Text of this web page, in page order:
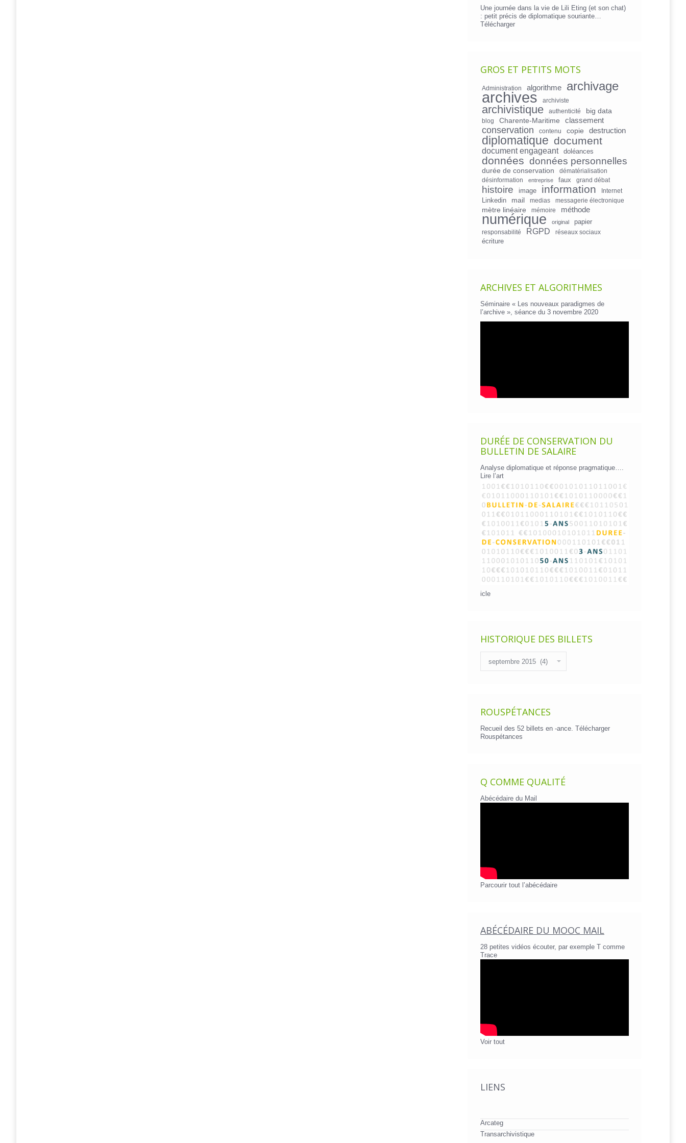
Une journée dans la vie de Lili Eting (et son chat)
: petit précis de diplomatique souriante…
Télécharger
GROS ET PETITS MOTS
Administration algorithme archivage
archives archiviste
archivistique authenticité big data
blog Charente-Maritime classement
conservation contenu copie destruction
diplomatique document
document engageant doléances
données données personnelles
durée de conservation
dématérialisation
désinformation
entreprise faux grand débat
histoire image information Internet
Linkedin mail medias messagerie électronique
mètre linéaire mémoire méthode
numérique original papier
responsabilité RGPD réseaux sociaux
écriture
ARCHIVES ET ALGORITHMES
Séminaire « Les nouveaux paradigmes de
l’archive », séance du 3 novembre 2020
DURÉE DE CONSERVATION DU
BULLETIN DE SALAIRE
Analyse diplomatique et réponse pragmatique….
Lire l’art
icle
HISTORIQUE DES BILLETS
des
billets
ROUSPÉTANCES
Recueil des 52 billets en -ance. Télécharger
Rouspétances
Q COMME QUALITÉ
Abécédaire du Mail
Parcourir tout l’abécédaire
ABÉCÉDAIRE DU MOOC MAIL
28 petites vidéos écouter, par exemple T comme
Trace
Voir tout
LIENS
Arcateg
Transarchivistique